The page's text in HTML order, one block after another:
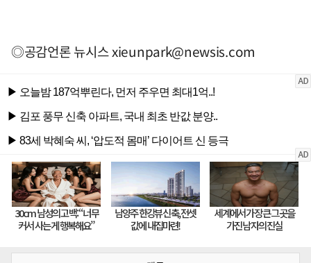
◎공감언론 뉴시스xieunpark@newsis.com